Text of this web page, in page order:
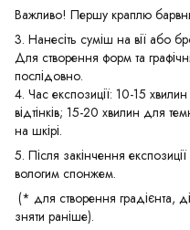
Важливо! Першу краплю
3. Нанесіть суміш на вії або
Для створення форм та
послідовно.
4. Час експозиції: 10-15
відтінків; 15-20 хвилин для
на шкірі.
5. Після закінчення експозиції
вологим спонжем.
(* для створення градієнта,
зняти раніше).